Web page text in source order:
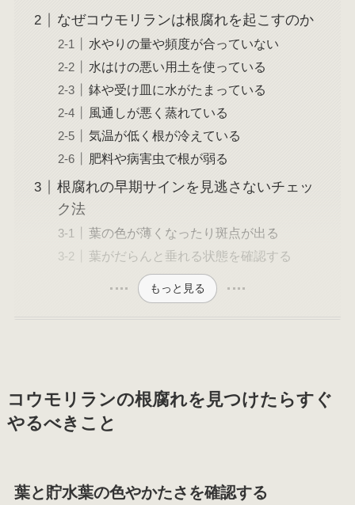
なぜコウモリランは根腐れを起こすのか
水やりの量や頻度が合っていない
水はけの悪い用土を使っている
鉢や受け皿に水がたまっている
風通しが悪く蒸れている
気温が低く根が冷えている
肥料や病害虫で根が弱る
根腐れの早期サインを見逃さないチェッ
ク法
葉の色が薄くなったり斑点が出る
葉がだらんと垂れる状態を確認する
もっと見る
コウモリランの根腐れを見つけたらすぐ
やるべきこと
葉と貯水葉の色やかたさを確認する